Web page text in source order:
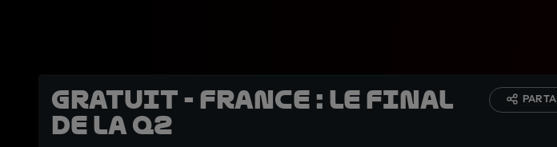
GRATUIT - France : le final
de la Q2